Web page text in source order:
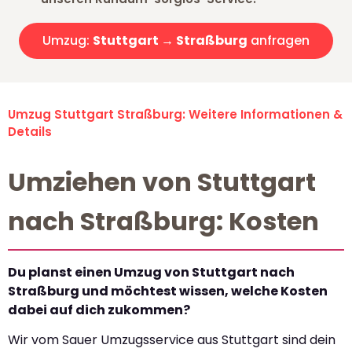
Umzug: Stuttgart → Straßburg anfragen
Umzug Stuttgart Straßburg: Weitere Informationen &
Details
Umziehen von Stuttgart
nach Straßburg: Kosten
Du planst einen Umzug von Stuttgart nach
Straßburg und möchtest wissen, welche Kosten
dabei auf dich zukommen?
Wir vom Sauer Umzugsservice aus Stuttgart sind dein